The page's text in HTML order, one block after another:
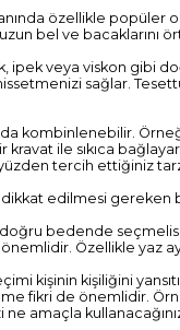
özellikle popüler
bel ve bacaklarını
veya viskon gibi
sağlar.
kombinlenebilir.
ile sıkıca
tercih ettiğiniz
edilmesi gereken
bedende
Özellikle yaz
kişinin kişiliğini
fikri de önemlidir.
amaçla